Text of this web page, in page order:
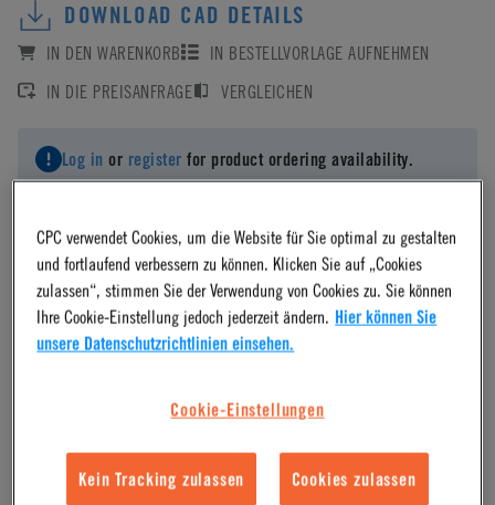
DOWNLOAD CAD DETAILS
IN DEN WARENKORB
IN BESTELLVORLAGE AUFNEHMEN
IN DIE PREISANFRAGE
VERGLEICHEN
Log in or register for product ordering availability.
Material
CPC verwendet Cookies, um die Website für Sie optimal zu gestalten
und fortlaufend verbessern zu können. Klicken Sie auf „Cookies
zulassen“, stimmen Sie der Verwendung von Cookies zu. Sie können
Ihre Cookie-Einstellung jedoch jederzeit ändern. Hier können Sie
unsere Datenschutzrichtlinien einsehen.
Cookie-Einstellungen
Kein Tracking zulassen Cookies zulassen